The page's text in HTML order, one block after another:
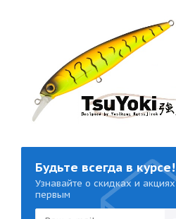
Будьте всегда в курсе!
Узнавайте о скидках и акциях
первым